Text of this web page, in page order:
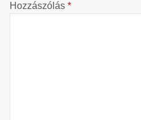
Hozzászólás *